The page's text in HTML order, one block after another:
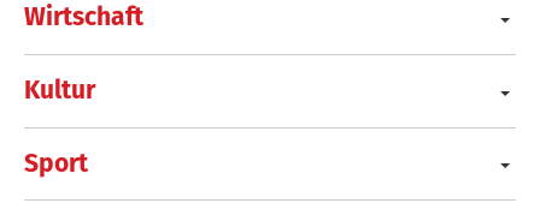
Wirtschaft
Kultur
Sport